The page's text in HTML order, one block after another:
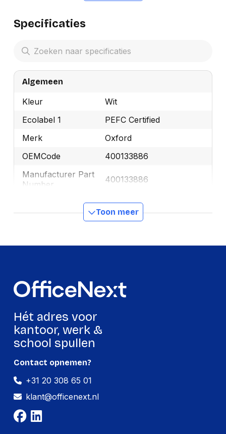
Specificaties
Algemeen
Kleur
Wit
Ecolabel 1
PEFC Certified
Merk
Oxford
OEMCode
400133886
Manufacturer Part
Number
400133886
Ja
3020120152530
Breedte
75 mm
Gewicht
Per stuk
Hoeveelheid:
Breedte:
Toon meer
Hét adres voor
kantoor, werk &
school spullen
Contact opnemen?
+31 20 308 65 01
klant@officenext.nl